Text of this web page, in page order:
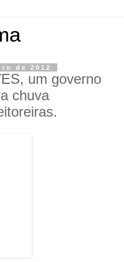
de 2012
um governo
chuva